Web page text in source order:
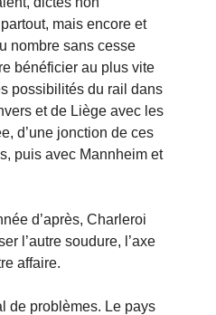
mais encore et
nombre sans cesse
bénéficier au plus vite
possibilités du rail dans
et de Liège avec les
d’une jonction de ces
puis avec Mannheim et
d’après, Charleroi
l’autre soudure, l’axe
affaire.
de problèmes. Le pays